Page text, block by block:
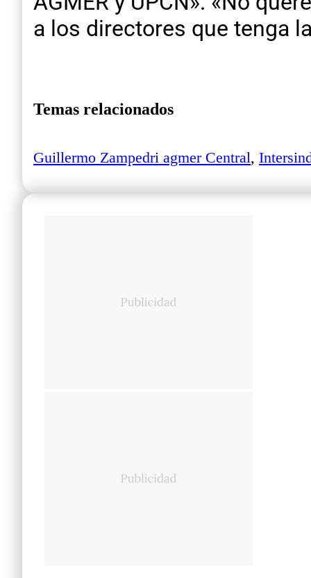
a los directores que tenga
Temas relacionados
Guillermo Zampedri agmer Central,